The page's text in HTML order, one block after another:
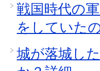
戦国時代の
をしていた
城が落城し